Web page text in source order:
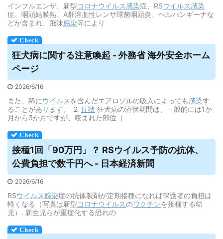
インフルエンザ、新型コロナウイルス感染症、RSウイルス感染
症、咽頭結膜熱、A群溶血性レンサ球菌咽頭炎、ヘルパンギーナな
どが含まれ、飛沫感染等により
狂犬病に関する注意喚起 - 外務省 海外安全ホーム
ページ
2026/6/16
また、稀にウイルス を含んだエアロゾルの吸入によっても感染す
ることがあります。 ２ 症状 狂犬病の潜伏期間は、一般的には1か
月から3か月ですが、咬まれた部位（
接種1回「90万円」？ RSウイルス予防の抗体、
公費負担で数千円へ - 日本経済新聞
2026/6/16
RSウイルス感染症の抗体製剤が定期接種になれば保護者の負担は
軽くなる（写真は新型コロナウイルスのワクチンを接種する幼
児）. 新生児らが重症化する恐れの